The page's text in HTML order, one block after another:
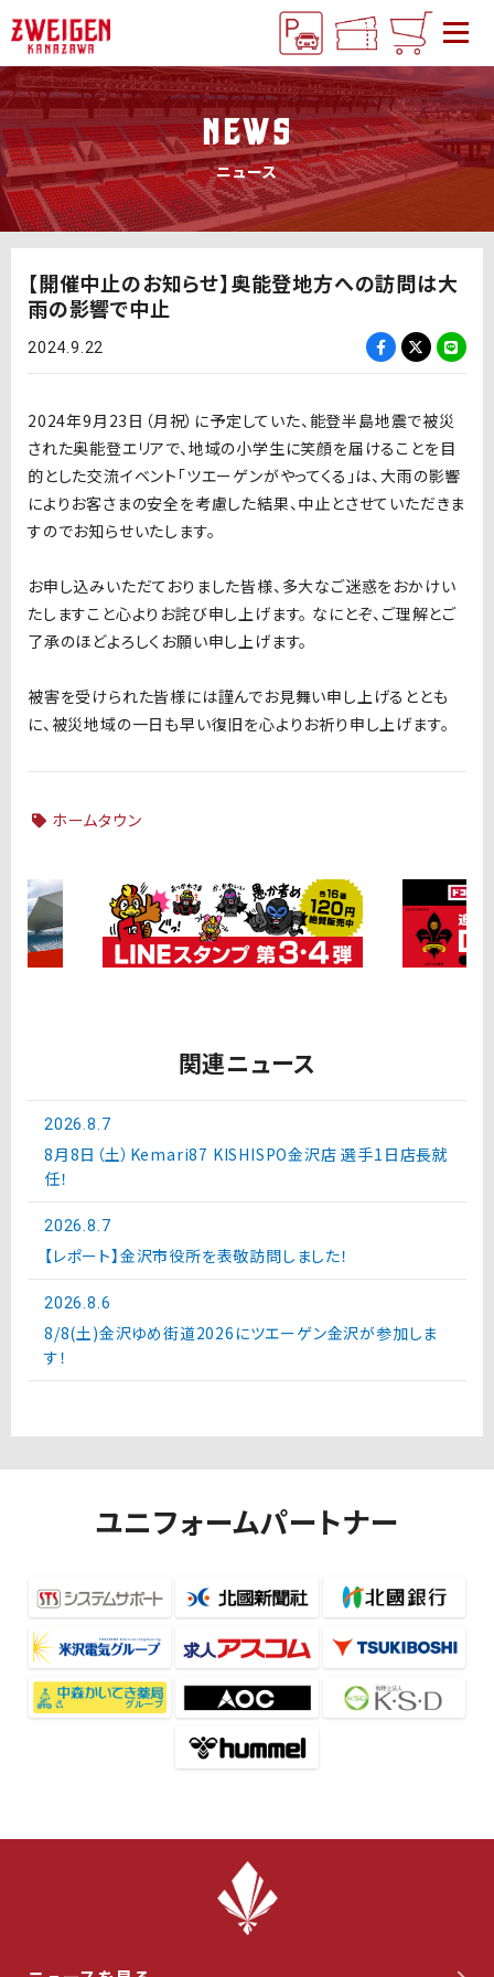
NEWS
ニュース
【開催中止のお知らせ】奥能登地方への訪問は大
雨の影響で中止
2024.9.22
2024年9月23日（月祝）に予定していた、能登半島地震で被災
された奥能登エリアで、地域の小学生に笑顔を届けることを目
的とした交流イベント「ツエーゲンがやってくる」は、大雨の影響
によりお客さまの安全を考慮した結果、中止とさせていただきま
すのでお知らせいたします。
お申し込みいただておりました皆様、多大なご迷惑をおかけい
たしますこと心よりお詫び申し上げます。 なにとぞ、ご理解とご
了承のほどよろしくお願い申し上げます。
被害を受けられた皆様には謹んでお見舞い申し上げるととも
に、被災地域の一日も早い復旧を心よりお祈り申し上げます。
ホームタウン
関連ニュース
2026.8.7
8月8日（土）Kemari87 KISHISPO金沢店 選手1日店長就
任！
2026.8.7
【レポート】金沢市役所を表敬訪問しました！
2026.8.6
8/8(土)金沢ゆめ街道2026にツエーゲン金沢が参加しま
す！
ユニフォームパートナー